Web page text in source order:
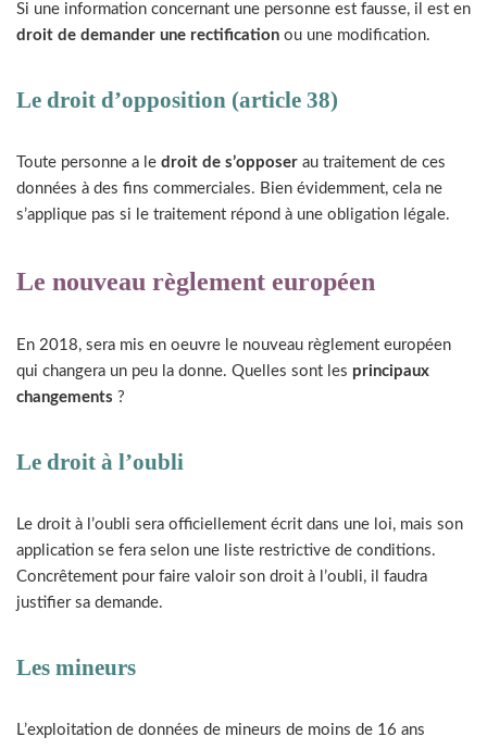
Si une information concernant une personne est fausse, il est en
droit de demander une rectification ou une modification.
Le droit d’opposition (article 38)
Toute personne a le droit de s’opposer au traitement de ces
données à des fins commerciales. Bien évidemment, cela ne
s’applique pas si le traitement répond à une obligation légale.
Le nouveau règlement européen
En 2018, sera mis en oeuvre le nouveau règlement européen
qui changera un peu la donne. Quelles sont les principaux
changements ?
Le droit à l’oubli
Le droit à l’oubli sera officiellement écrit dans une loi, mais son
application se fera selon une liste restrictive de conditions.
Concrêtement pour faire valoir son droit à l’oubli, il faudra
justifier sa demande.
Les mineurs
L’exploitation de données de mineurs de moins de 16 ans